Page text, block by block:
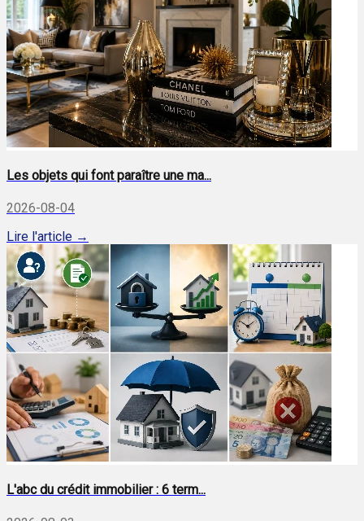
Les objets qui font paraître une ma...
2026-08-04
Lire l'article →
L'abc du crédit immobilier : 6 term...